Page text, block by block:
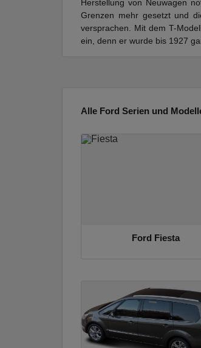
Herstellung von Neuwagen
Grenzen mehr gesetzt und
versprachen. Mit dem T-
ein, denn er wurde bis 1927
Alle Ford Serien und
Ford Fiesta